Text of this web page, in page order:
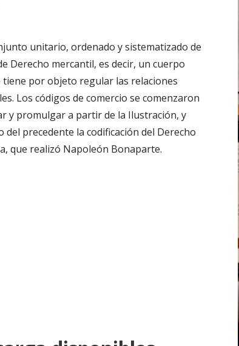
unitario, ordenado y sistematizado de
Derecho mercantil, es decir, un cuerpo
tiene por objeto regular las relaciones
Los códigos de comercio se comenzaron
y promulgar a partir de la Ilustración, y
del precedente la codificación del Derecho
que realizó Napoleón Bonaparte.